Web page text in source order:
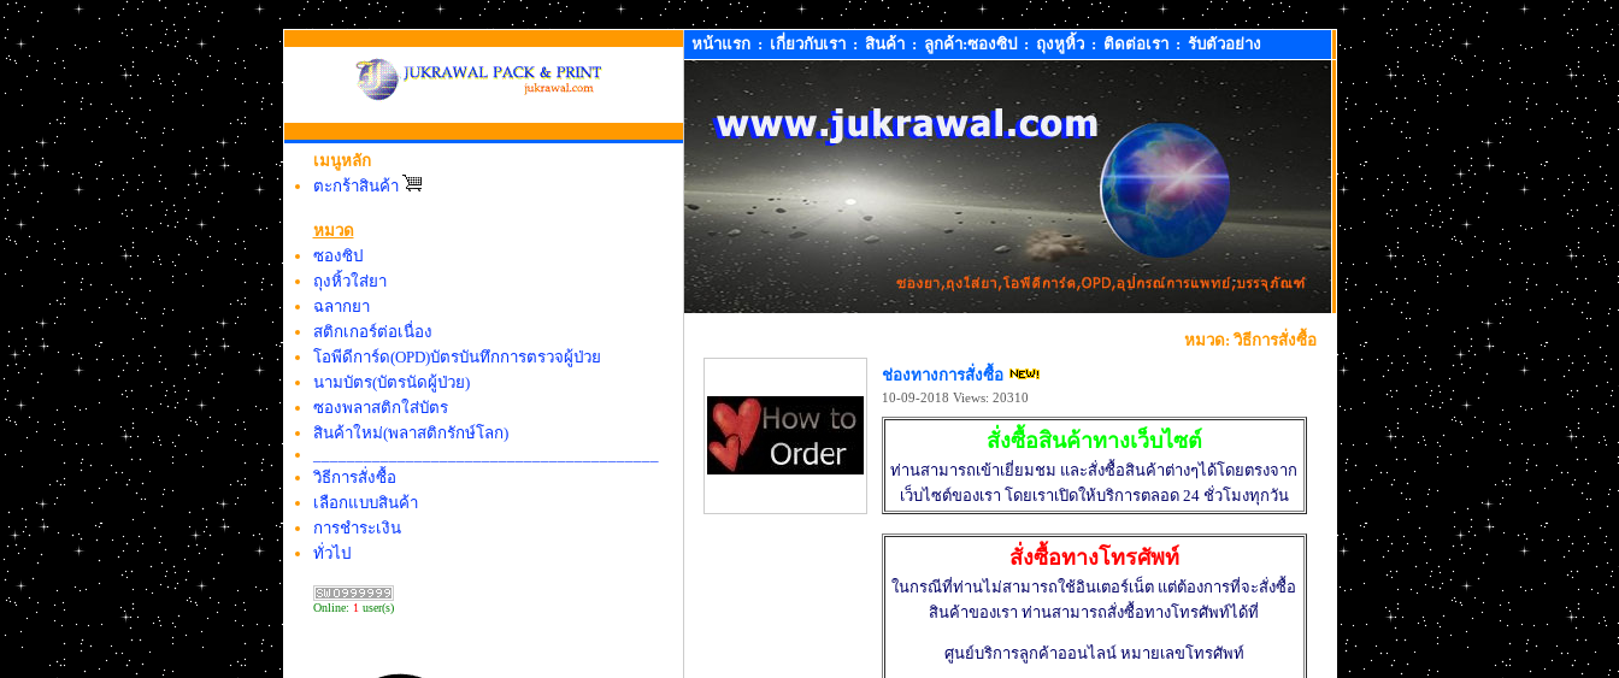
เมนูหลัก
ตะกร้าสินค้า
หมวด
ซองซิป
ถุงหิ้วใส่ยา
ฉลากยา
สติกเกอร์ต่อเนื่อง
โอพีดีการ์ด(OPD)บัตรบันทึกการตรวจผู้ป่วย
นามบัตร(บัตรนัดผู้ป่วย)
ซองพลาสติกใส่บัตร
สินค้าใหม่(พลาสติกรักษ์โลก)
วิธีการสั่งซื้อ
เลือกแบบสินค้า
การชำระเงิน
ทั่วไป
Online: 1 user(s)
หน้าแรก: เกี่ยวกับเรา: สินค้า: ลูกค้า:ซองซิป : ถุงหูหิ้ว: ติดต่อเรา: รับตัวอย่าง
หมวด: วิธีการสั่งซื้อ
ช่องทางการสั่งซื้อ
10-09-2018 Views: 20310
สั่งซื้อสินค้าทางเว็บไซต์
ท่านสามารถเข้าเยี่ยมชม และสั่งซื้อสินค้าต่างๆได้โดยตรงจาก
เว็บไซต์ของเรา โดยเราเปิดให้บริการตลอด 24 ชั่วโมงทุกวัน
สั่งซื้อทางโทรศัพท์
ในกรณีที่ท่านไม่สามารถใช้อินเตอร์เน็ต แต่ต้องการที่จะสั่งซื้อ
สินค้าของเรา ท่านสามารถสั่งซื้อทางโทรศัพท์ได้ที่
ศูนย์บริการลูกค้าออนไลน์ หมายเลขโทรศัพท์